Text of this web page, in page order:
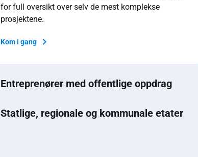
for full oversikt over selv de mest komplekse
prosjektene.
Kom i gang
Entreprenører med offentlige oppdrag
Statlige, regionale og kommunale etater